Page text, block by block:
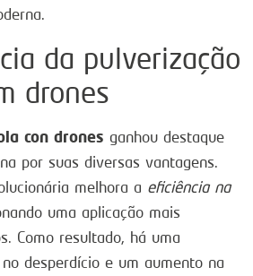
da pulverização
drones
con drones ganhou destaque
por suas diversas vantagens.
melhora a eficiência na
uma aplicação mais
Como resultado, há uma
desperdício e um aumento na